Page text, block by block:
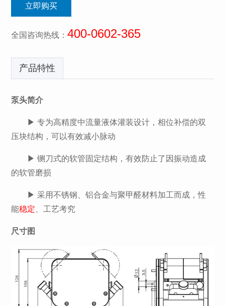
立即购买
全国咨询热线：400-0602-365
产品特性
泵头简介
▶ 专为高精度中流量液体灌装设计，相位补偿的双
压块结构，可以有效减小脉动
▶ 铡刀式的软管固定结构，有效防止了因振动造成
的软管磨损
▶ 采用不锈钢、铝合金与聚甲醛材料加工而成，性
能稳定 、工艺考究
尺寸图